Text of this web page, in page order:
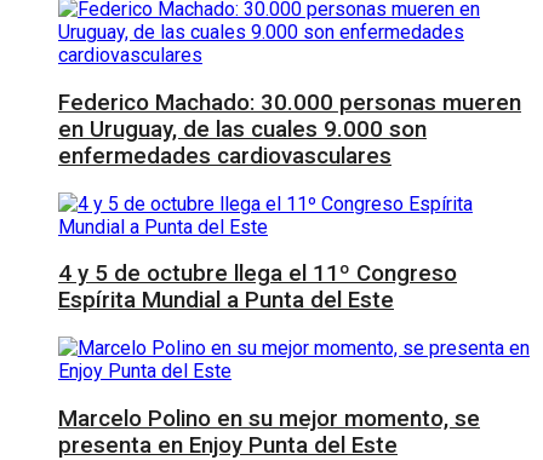
Federico Machado: 30.000 personas mueren
en Uruguay, de las cuales 9.000 son
enfermedades cardiovasculares
4 y 5 de octubre llega el 11º Congreso
Espírita Mundial a Punta del Este
Marcelo Polino en su mejor momento, se
presenta en Enjoy Punta del Este